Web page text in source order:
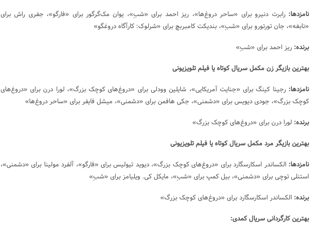
نامزدها: رابرت دنیرو برای «ساحر دروغ‌ها»، ریز احمد برای «شبِ»، یوان مک‌گرگور برای «فارگو»، جفری راش برای
«نابغه»، جان تورتورو برای «شبِ»، بندیکت کامبربچ برای «شرلوک: کارآگاه دروغگو»
برنده: ریز احمد برای «شبِ»
بهترین بازیگر زن مکمل سریال کوتاه یا فیلم تلویزیونی
نامزدها:رجینا کینگ برای «جنایت آمریکایی»، شایلین وودلی برای «دروغ‌های کوچک بزرگ»، لورا درن برای «دروغ‌های
کوچک بزرگ»، جودی دیویس برای «دشمنی»، جکی هافمن برای «دشمنی»، میشل فایفر برای «ساحر دروغ‌ها»
برنده: لورا درن برای «دروغ‌های کوچک بزرگ»
بهترین بازیگر مرد مکمل سریال کوتاه یا فیلم تلویزیونی
نامزدها: الکساندر اسکارسگارد برای «دروغ‌های کوچک بزرگ»، دیوید تیولیس برای «فارگو»، آلفرد مولینا برای «دشمنی»،
استنلی توچی برای «دشمنی»، بیل کمپ برای «شبِ»، مایکل کی. ویلیامز برای «شبِ»
برنده: الکساندر اسکارسگارد برای «دروغ‌های کوچک بزرگ»
بهترین کارگردانی سریال کمدی: